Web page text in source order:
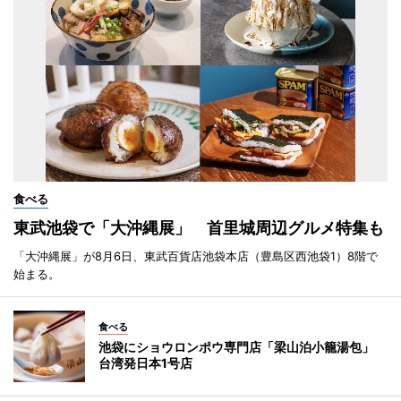
食べる
東武池袋で「大沖縄展」 首里城周辺グルメ特集も
「大沖縄展」が8月6日、東武百貨店池袋本店（豊島区西池袋1）8階で
始まる。
食べる
池袋にショウロンポウ専門店「梁山泊小籠湯包」
台湾発日本1号店